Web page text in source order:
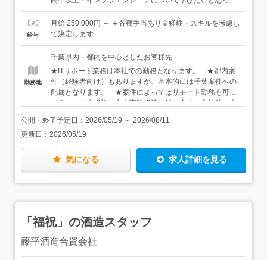
得支援ほか）などーーステップアップのイメージーー＜
Step1：研修＞入社後1〜2ヶ月は、本社研修と網屋グルー
でなく、網屋グループが持つ最先端のセキュリティ技術に
触れることもでき、さらにマネジメント研修などもある充
実の内容。 ▼＜Step2：現場デビュー＞キッティング
など、難易度の低い業務で現場に慣れていきます。（ユー
ザーサポートで様々なトラブルに対応する経験も、後で大
切な糧になるので、ここでサポートを経験するのも良いか
もしれません） ▼＜Step3：チャレンジ＞サーバ、ネ
ットワーク、そしてセキュリティ分野など、この時点の
「得意」「興味のある案件」にチャレンジ。※ログを丹念
に追う探偵タイプなら、サーバ保守・運用でエラーや障害
の原因を突き止める才能を発揮できるかもしれないし、俯
に才能を発揮できるかも。あなたの「得意」を一緒に輝か
の実施や、その結果を踏まえて対策などを策定する情報セ
広げていってください。もちろん、リーダーやPMなどにも
チャレンジできるし、スペシャリストとしてスキルを極め
いる、または学んだことがある方（学びたいという気持ち
を歓迎！）＜歓迎＞・資格取得に向けて勉強中の方、大歓
迎です！＜優遇＞・インフラエンジニアとして現場経験を
CCNAやLPICなど、インフラに関わる資格をお持ちの方
月給40～50万円）
給与
月給 250,000円 ～ ＋各種手当あり※経験・スキルを考慮し
て決定します
勤務地
千葉県内・都内を中心としたお客様先
★ITサポート業務は本社での勤務となります。 ★都内案
件（経験者向け）もありますが、基本的には千葉案件への
配属となります。 ★案件によってはリモート勤務も可能
です。 ★未経験の方や実務経験の浅い方は、入社後に本
所：千葉県千葉市美浜区中瀬1-3 幕張テクノガーデンD棟
23F アクセス：JR京葉線「海浜幕張駅」東口から徒歩3
公開・終了予定日： 2026/05/19 ～ 2026/08/11
更新日： 2026/05/19
気になる 求人詳細を見る
「福祝」の酒造スタッフ
藤平酒造合資会社